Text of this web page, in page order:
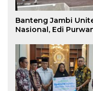
Banteng Jambi
Nasional, Edi